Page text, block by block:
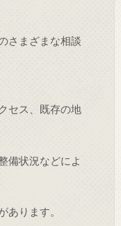
さまざまな相談
セス、既存の地
備状況などによ
あります。